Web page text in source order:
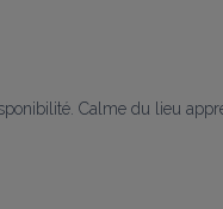
Calme du lieu